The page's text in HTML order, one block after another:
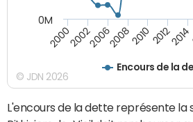
Encours de la
20002002200620082010 20122014
0M
© JDN 2026
L'encours de la dette représente la